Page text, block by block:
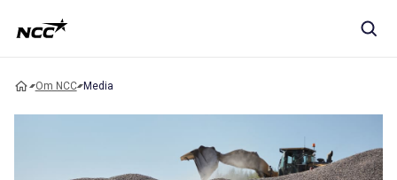
Om NCC Media